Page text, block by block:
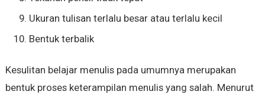
Ukuran tulisan terlalu besar atau terlalu kecil
Bentuk terbalik
Kesulitan belajar menulis pada umumnya merupakan
bentuk proses keterampilan menulis yang salah. Menurut